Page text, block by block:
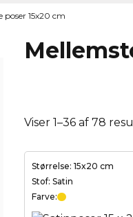
poser 15x20 cm
Viser 1–36 af 78
Størrelse: 15x20 cm
Stof: Satin
Farve: